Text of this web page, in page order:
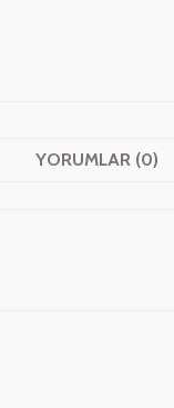
YORUMLAR (0)